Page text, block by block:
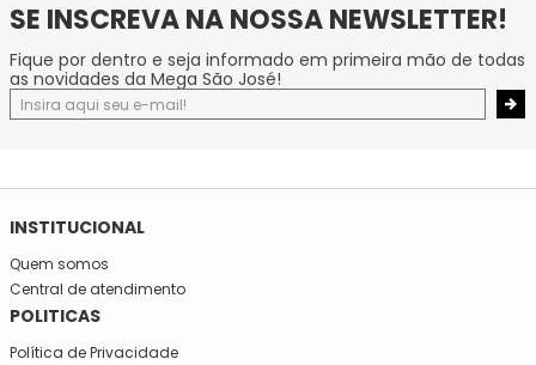
SE INSCREVA NA NOSSA NEWSLETTER!
Fique por dentro e seja informado em primeira mão de todas
as novidades da Mega São José!
INSTITUCIONAL
Quem somos
Central de atendimento
POLITICAS
Política de Privacidade